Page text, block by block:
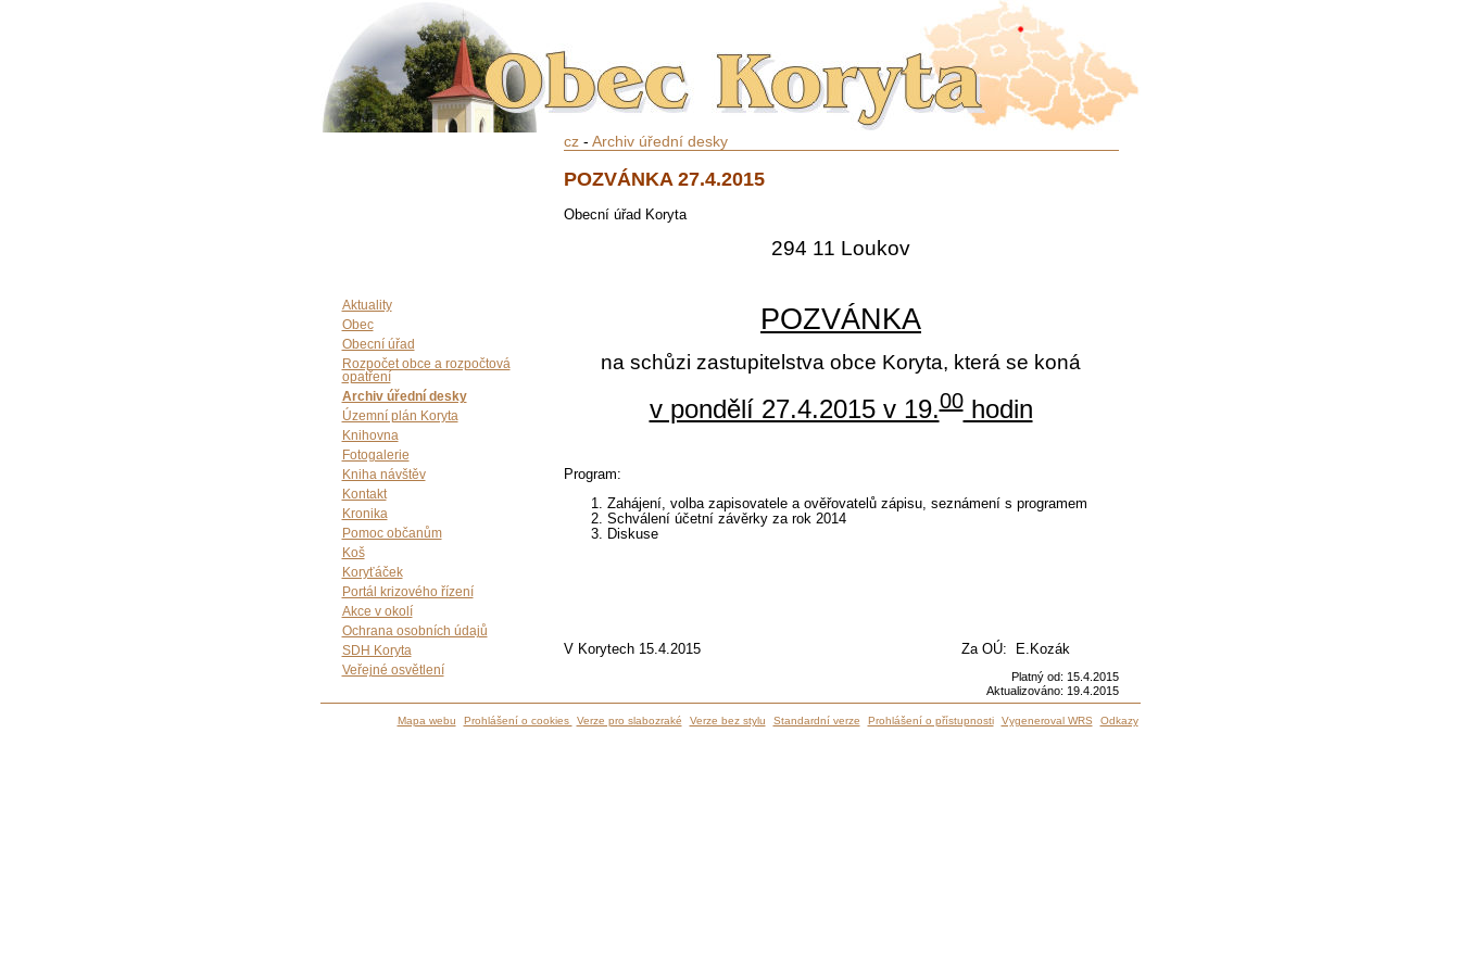
Aktuality
Obec
Obecní úřad
Rozpočet obce a rozpočtová
opatření
Archiv úřední desky
Územní plán Koryta
Knihovna
Fotogalerie
Kniha návštěv
Kontakt
Kronika
Pomoc občanům
Koš
Koryťáček
Portál krizového řízení
Akce v okolí
Ochrana osobních údajů
SDH Koryta
Veřejné osvětlení
cz- Archiv úřední desky
POZVÁNKA 27.4.2015
Obecní úřad Koryta
294 11 Loukov
POZVÁNKA
na schůzi zastupitelstva obce Koryta, která se koná
v pondělí 27.4.2015 v 19.00hodin
Program:
Zahájení, volba zapisovatele a ověřovatelů zápisu, seznámení s programem
Schválení účetní závěrky za rok 2014
Diskuse
V Korytech 15.4.2015 Za OÚ: E.Kozák
Platný od: 15.4.2015
Aktualizováno: 19.4.2015
Mapa webu Prohlášení o cookies Verze pro slabozraké Verze bez stylu Standardní verze Prohlášení o přístupnosti Vygeneroval WRS Odkazy